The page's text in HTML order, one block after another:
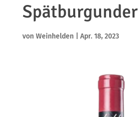
Spätburgunder
von Weinhelden Apr. 18, 2023